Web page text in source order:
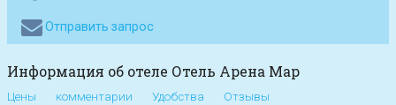
Отправить запрос
Информация об отеле Отель Арена Мар
Цены комментарии Удобства
Отзывы